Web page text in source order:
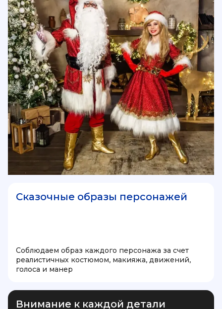
Сказочные образы персонажей
Соблюдаем образ каждого персонажа за счет
реалистичных костюмом, макияжа, движений,
голоса и манер
Внимание к каждой детали